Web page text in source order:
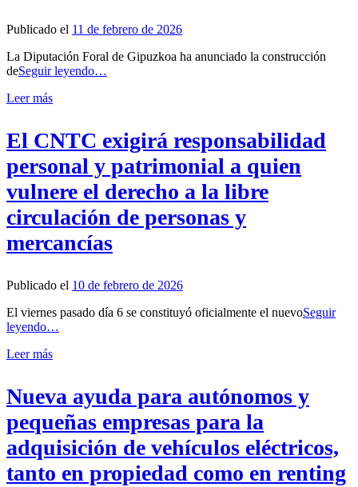
Publicado el 11 de febrero de 2026
La Diputación Foral de Gipuzkoa ha anunciado la construcción
deSeguir leyendo…
Leer más
El CNTC exigirá responsabilidad
personal y patrimonial a quien
vulnere el derecho a la libre
circulación de personas y
mercancías
Publicado el 10 de febrero de 2026
El viernes pasado día 6 se constituyó oficialmente el nuevoSeguir
leyendo…
Leer más
Nueva ayuda para autónomos y
pequeñas empresas para la
adquisición de vehículos eléctricos,
tanto en propiedad como en renting